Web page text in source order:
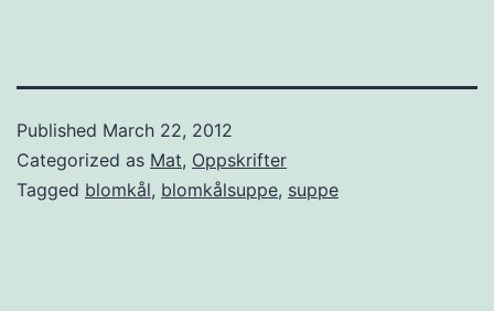
Published March 22, 2012
Categorized as Mat, Oppskrifter
Tagged blomkål, blomkålsuppe, suppe